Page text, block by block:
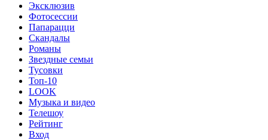
Эксклюзив
Фотосессии
Папарацци
Скандалы
Романы
Звездные семьи
Тусовки
Топ-10
LOOK
Музыка и видео
Телешоу
Рейтинг
Вход